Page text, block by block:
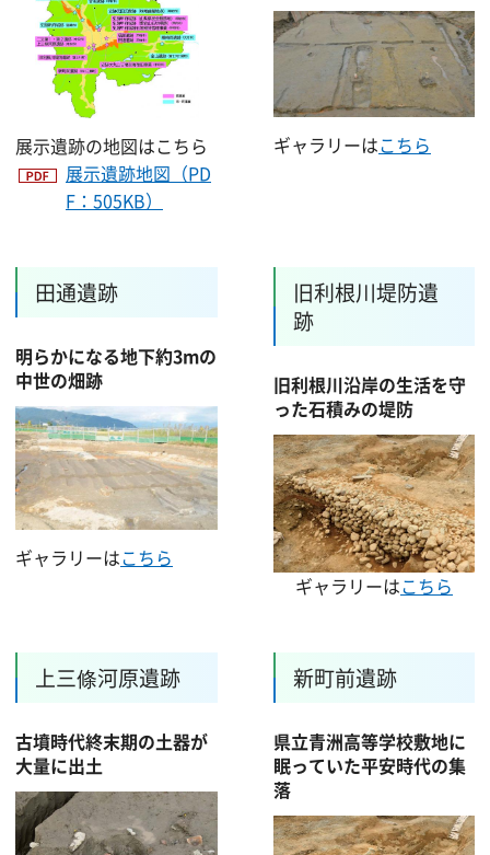
展示遺跡の地図はこちら
展示遺跡地図（PD
F：505KB）
ギャラリーはこちら
田通遺跡
明らかになる地下約3mの
中世の畑跡
ギャラリーはこちら
旧利根川堤防遺
跡
旧利根川沿岸の生活を守
った石積みの堤防
ギャラリーはこちら
上三條河原遺跡
古墳時代終末期の土器が
大量に出土
新町前遺跡
県立青洲高等学校敷地に
眠っていた平安時代の集
落